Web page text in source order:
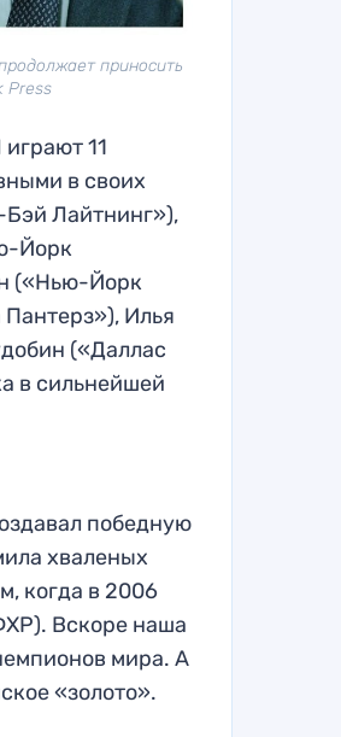
приносить
Press
11
в своих
Лайтнинг»),
Йорк
(«Нью-Йорк
Илья
(«Даллас
в сильнейшей
победную
хваленых
когда в 2006
Вскоре наша
мира. А
«золото».